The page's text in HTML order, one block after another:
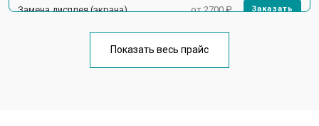
Замена дисплея (экрана) от 2700 ₽ Заказать
Ремонт цепи питания от 3200 ₽
Показать весь прайс